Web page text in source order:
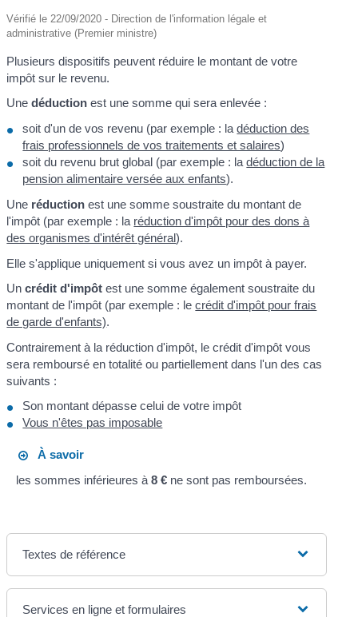
Vérifié le 22/09/2020 - Direction de l'information légale et
administrative (Premier ministre)
Plusieurs dispositifs peuvent réduire le montant de votre
impôt sur le revenu.
Unedéduction est une somme qui sera enlevée :
soit d'un de vos revenu (par exemple : ladéduction des
frais professionnels de vos traitements et salaires)
soit du revenu brut global (par exemple : ladéduction de la
pension alimentaire versée aux enfants).
Une réduction est une somme soustraite du montant de
l'impôt (par exemple : la réduction d'impôt pour des dons à
des organismes d'intérêt général).
Elle s'applique uniquement si vous avez un impôt à payer.
Uncrédit d'impôt est une somme également soustraite du
montant de l'impôt (par exemple : lecrédit d'impôt pour frais
de garde d'enfants).
Contrairement à la réduction d'impôt, le crédit d'impôt vous
sera remboursé en totalité ou partiellement dans l'un des cas
suivants :
Son montant dépasse celui de votre impôt
Vous n'êtes pas imposable
À savoir
les sommes inférieures à 8 €ne sont pas remboursées.
Textes de référence
Services en ligne et formulaires